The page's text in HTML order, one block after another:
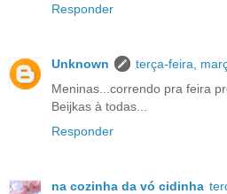
Responder
Unknown
terça-feira,
Meninas...correndo pra feira
Beijkas à todas...
Responder
na cozinha da vó cidinha